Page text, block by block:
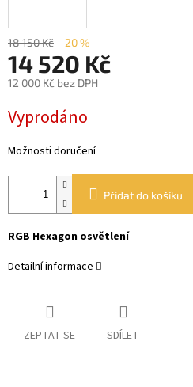
18 150 Kč –20 %
14 520 Kč
12 000 Kč bez DPH
cena:
Vyprodáno
Možnosti doručení
Přidat do košíku
RGB Hexagon osvětlení
Detailní informace
ZEPTAT SE SDÍLET